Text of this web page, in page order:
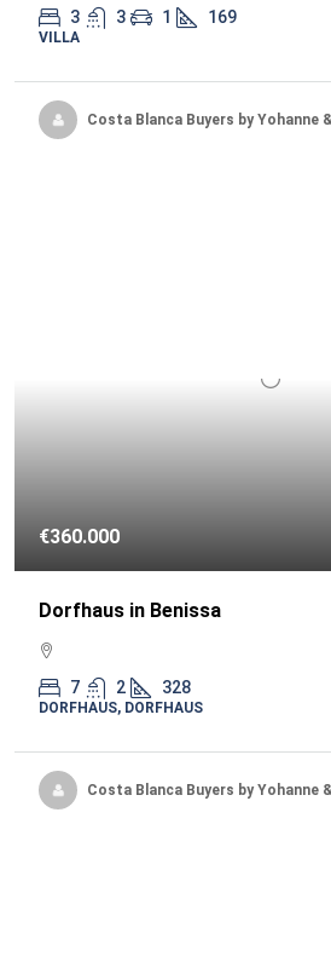
3 3 1 169
VILLA
Costa Blanca Buyers by Yohanne
€360.000
Dorfhaus in Benissa
7 2 328
DORFHAUS, DORFHAUS
Costa Blanca Buyers by Yohanne